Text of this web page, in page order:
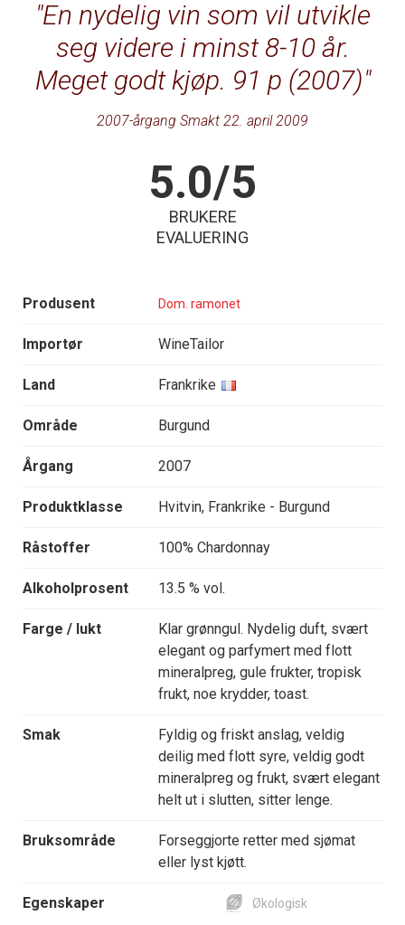
En nydelig vin som vil utvikle
seg videre i minst 8-10 år.
Meget godt kjøp. 91 p (2007)
2007-årgang Smakt 22. april 2009
5.0/5
BRUKERE
EVALUERING
Produsent Dom. ramonet
Importør WineTailor
Land Frankrike
Område Burgund
Årgang 2007
Produktklasse Hvitvin, Frankrike - Burgund
Råstoffer 100% Chardonnay
Alkoholprosent 13.5 % vol.
Farge / lukt
Klar grønngul. Nydelig duft, svært
elegant og parfymert med flott
mineralpreg, gule frukter, tropisk
frukt, noe krydder, toast.
Smak
Fyldig og friskt anslag, veldig
deilig med flott syre, veldig godt
mineralpreg og frukt, svært elegant
helt ut i slutten, sitter lenge.
Bruksområde
Forseggjorte retter med sjømat
eller lyst kjøtt.
Egenskaper Økologisk